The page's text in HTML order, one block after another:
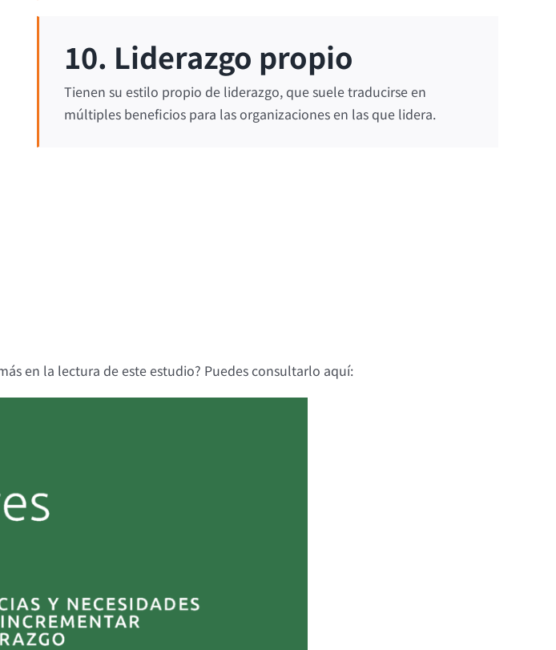
10. Liderazgo propio
Tienen su estilo propio de liderazgo, que suele traducirse en
múltiples beneficios para las organizaciones en las que lidera.
en la lectura de este estudio? Puedes consultarlo aquí: